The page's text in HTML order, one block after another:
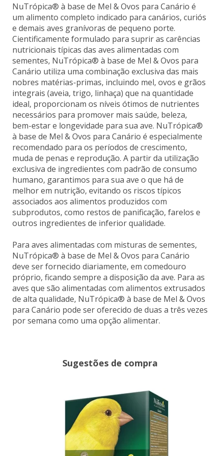
NuTrópica® à base de Mel & Ovos para Canário é
um alimento completo indicado para canários, curiós
e demais aves granívoras de pequeno porte.
Cientificamente formulado para suprir as carências
nutricionais típicas das aves alimentadas com
sementes, NuTrópica® à base de Mel & Ovos para
Canário utiliza uma combinação exclusiva das mais
nobres matérias-primas, incluindo mel, ovos e grãos
integrais (aveia, trigo, linhaça) que na quantidade
ideal, proporcionam os níveis ótimos de nutrientes
necessários para promover mais saúde, beleza,
bem-estar e longevidade para sua ave. NuTrópica®
à base de Mel & Ovos para Canário é especialmente
recomendado para os períodos de crescimento,
muda de penas e reprodução. A partir da utilização
exclusiva de ingredientes com padrão de consumo
humano, garantimos para sua ave o que há de
melhor em nutrição, evitando os riscos típicos
associados aos alimentos produzidos com
subprodutos, como restos de panificação, farelos e
outros ingredientes de inferior qualidade.
Para aves alimentadas com misturas de sementes,
NuTrópica® à base de Mel & Ovos para Canário
deve ser fornecido diariamente, em comedouro
próprio, ficando sempre a disposição da ave. Para as
aves que são alimentadas com alimentos extrusados
de alta qualidade, NuTrópica® à base de Mel & Ovos
para Canário pode ser oferecido de duas a três vezes
por semana como uma opção alimentar.
Sugestões de compra